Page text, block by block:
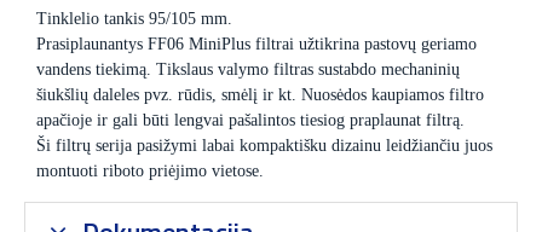
Tinklelio tankis 95/105 mm.
Prasiplaunantys FF06 MiniPlus filtrai užtikrina pastovų geriamo
vandens tiekimą. Tikslaus valymo filtras sustabdo mechaninių
šiukšlių daleles pvz. rūdis, smėlį ir kt. Nuosėdos kaupiamos filtro
apačioje ir gali būti lengvai pašalintos tiesiog praplaunat filtrą.
Ši filtrų serija pasižymi labai kompaktišku dizainu leidžiančiu juos
montuoti riboto priėjimo vietose.